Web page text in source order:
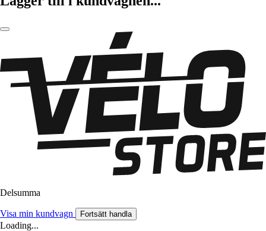
Delsumma
Visa min kundvagn Fortsätt handla
Loading...